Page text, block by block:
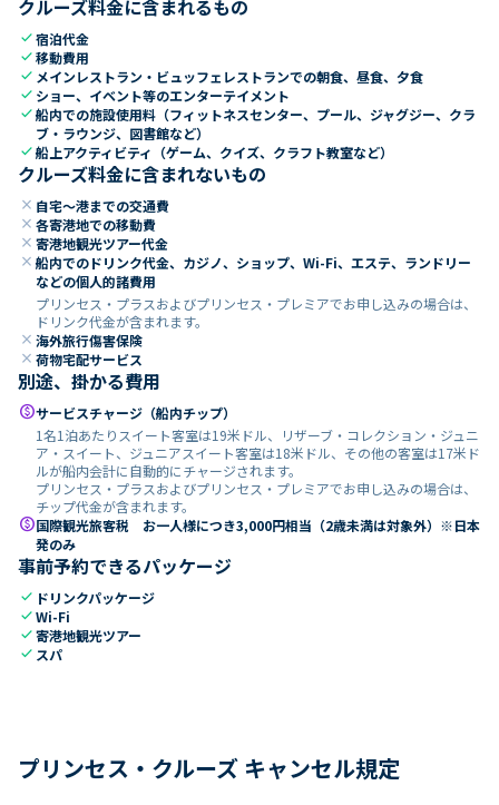
クルーズ料金に含まれるもの
check宿泊代金
check移動費用
check メインレストラン・ビュッフェレストランでの朝食、昼食、夕食
check ショー、イベント等のエンターテイメント
check船内での施設使用料（フィットネスセンター、プール、ジャグジー、クラ
ブ・ラウンジ、図書館など）
check船上アクティビティ（ゲーム、クイズ、クラフト教室など）
クルーズ料金に含まれないもの
close 自宅～港までの交通費
close 各寄港地での移動費
close 寄港地観光ツアー代金
close 船内でのドリンク代金、カジノ、ショップ、Wi-Fi、エステ、ランドリー
などの個人的諸費用
プリンセス・プラスおよびプリンセス・プレミアでお申し込みの場合は、
ドリンク代金が含まれます。
close 海外旅行傷害保険
close 荷物宅配サービス
別途、掛かる費用
paidサービスチャージ（船内チップ）
1名1泊あたりスイート客室は19米ドル、リザーブ・コレクション・ジュニ
ア・スイート、ジュニアスイート客室は18米ドル、その他の客室は17米ド
ルが船内会計に自動的にチャージされます。
プリンセス・プラスおよびプリンセス・プレミアでお申し込みの場合は、
チップ代金が含まれます。
paid国際観光旅客税 お一人様につき3,000円相当（2歳未満は対象外）※日本
発のみ
事前予約できるパッケージ
check ドリンクパッケージ
checkWi-Fi
check寄港地観光ツアー
check スパ
プリンセス・クルーズ キャンセル規定